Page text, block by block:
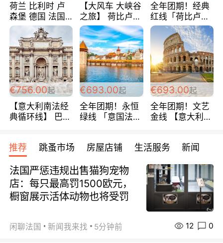
荷兰 比利时 卢
森堡 德国 法国
超爽玩遍西欧 循
环线 全程四星宾
馆 108欧/人/天
【大风车 大峡谷
之旅】 荷比卢德
法 巴黎上下 经
典五国四日游
488欧/人
全年团期！经典
红线「荷比卢德
法」七天循环 五
国 仅售99欧/人/
天！巴黎上下！
包拼房~
€756.00起
【意大利南法经
典循环线】 巴黎
宾馆 108欧/天起
全程756欧/位
€693.00起
全年团期！永恒
绿线 「意国法
欧/天起 ~包拼房
€693.00起
全年团期！文艺
金线 【意大利一
每周铁发！
推荐 跳蚤市场 房屋店铺 生活服务 新闻
法国严惩违规出售猫狗宠物
店：每只最高罚1500欧元，
橱窗展示活体动物也将受罚
闲聊法国 新闻我来找 5分钟前 12 0